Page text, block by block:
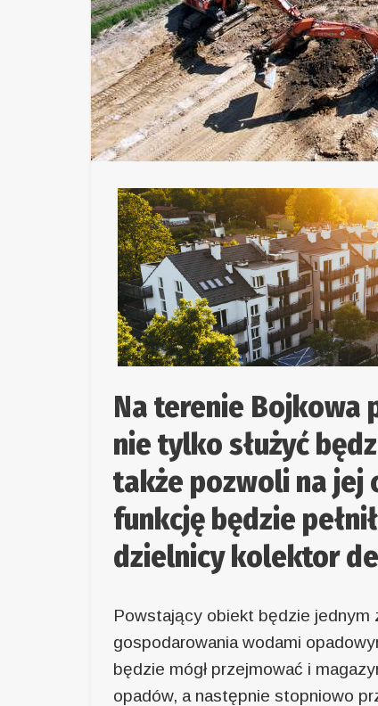
Na terenie
nie tylko służyć
także pozwoli na jej
funkcję będzie
dzielnicy kolektor
Powstający obiekt będzie
gospodarowania wodami
będzie mógł przejmować i
opadów, a następnie stopniowo